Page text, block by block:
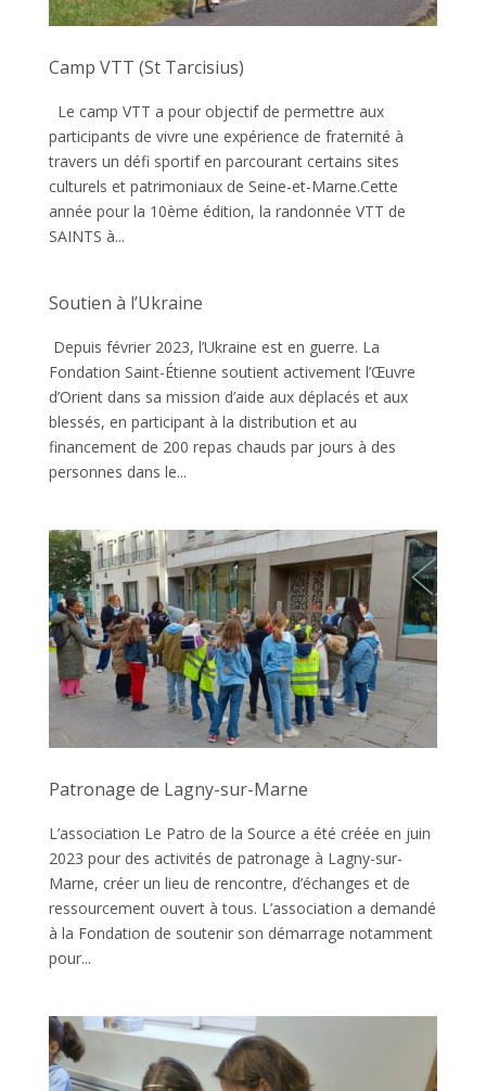
Camp VTT (St Tarcisius)
Le camp VTT a pour objectif de permettre aux
participants de vivre une expérience de fraternité à
travers un défi sportif en parcourant certains sites
culturels et patrimoniaux de Seine-et-Marne.Cette
année pour la 10ème édition, la randonnée VTT de
SAINTS à...
Soutien à l’Ukraine
Depuis février 2023, l’Ukraine est en guerre. La
Fondation Saint-Étienne soutient activement l’Œuvre
d’Orient dans sa mission d’aide aux déplacés et aux
blessés, en participant à la distribution et au
financement de 200 repas chauds par jours à des
personnes dans le...
Patronage de Lagny-sur-Marne
L’association Le Patro de la Source a été créée en juin
2023 pour des activités de patronage à Lagny-sur-
Marne, créer un lieu de rencontre, d’échanges et de
ressourcement ouvert à tous. L’association a demandé
à la Fondation de soutenir son démarrage notamment
pour...